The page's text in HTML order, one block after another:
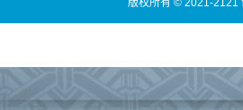
版权所有 © 2021-2121